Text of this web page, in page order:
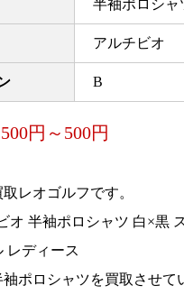
半袖ポロシャ
アルチビオ
B
円～500円
レオゴルフです。
オ 半袖ポロシャツ 白×黒
レディース
ポロシャツを買取させて